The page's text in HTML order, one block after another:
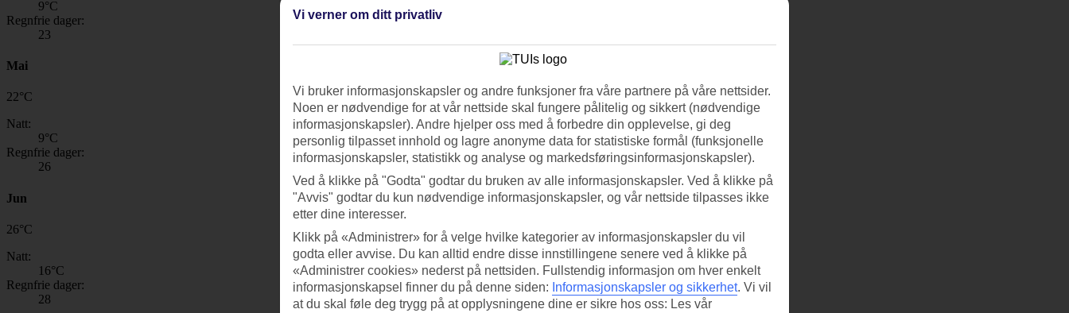
9°C
Regnfrie dager:
23
Mai
22°C
Natt:
9°C
Regnfrie dager:
26
Jun
26°C
Natt:
16°C
Regnfrie dager:
28
Vi verner om ditt privatliv
Vi bruker informasjonskapsler og andre funksjoner fra våre partnere på våre nettsider.
Noen er nødvendige for at vår nettside skal fungere pålitelig og sikkert (nødvendige
informasjonskapsler). Andre hjelper oss med å forbedre din opplevelse, gi deg
personlig tilpasset innhold og lagre anonyme data for statistiske formål (funksjonelle
informasjonskapsler, statistikk og analyse og markedsføringsinformasjonskapsler).
Ved å klikke på "Godta" godtar du bruken av alle informasjonskapsler. Ved å klikke på
"Avvis" godtar du kun nødvendige informasjonskapsler, og vår nettside tilpasses ikke
etter dine interesser.
Klikk på «Administrer» for å velge hvilke kategorier av informasjonskapsler du vil
godta eller avvise. Du kan alltid endre disse innstillingene senere ved å klikke på
«Administrer cookies» nederst på nettsiden. Fullstendig informasjon om hver enkelt
informasjonskapsel finner du på denne siden: Informasjonskapsler og sikkerhet. Vi vil
at du skal føle deg trygg på at opplysningene dine er sikre hos oss: Les vår